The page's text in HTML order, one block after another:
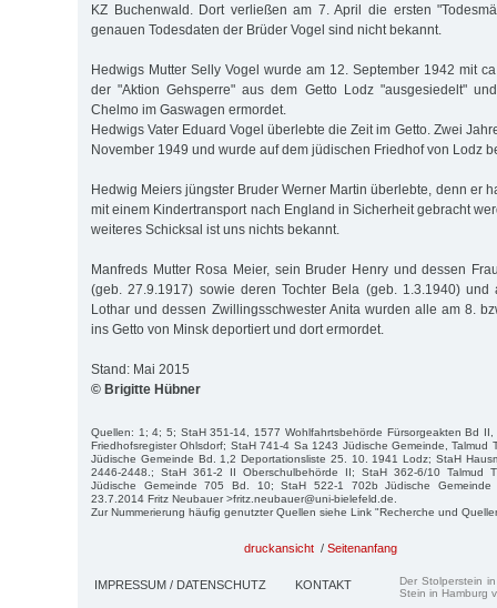
KZ Buchenwald. Dort verließen am 7. April die ersten
genauen Todesdaten der Brüder Vogel sind nicht bekannt.
Hedwigs Mutter Selly Vogel wurde am 12. September 1942 mit
der "Aktion Gehsperre" aus dem Getto Lodz "ausgesiedelt"
Chelmo im Gaswagen ermordet.
Hedwigs Vater Eduard Vogel überlebte die Zeit im Getto. Zwei
November 1949 und wurde auf dem jüdischen Friedhof von Lodz
Hedwig Meiers jüngster Bruder Werner Martin überlebte, denn er
mit einem Kindertransport nach England in Sicherheit gebracht
weiteres Schicksal ist uns nichts bekannt.
Manfreds Mutter Rosa Meier, sein Bruder Henry und dessen
(geb. 27.9.1917) sowie deren Tochter Bela (geb. 1.3.1940) und
Lothar und dessen Zwillingsschwester Anita wurden alle am 8.
ins Getto von Minsk deportiert und dort ermordet.
Stand: Mai 2015
© Brigitte Hübner
Quellen: 1; 4; 5; StaH 351-14, 1577 Wohlfahrtsbehörde Fürsorgeakten Bd
Friedhofsregister Ohlsdorf; StaH 741-4 Sa 1243 Jüdische Gemeinde, Talmud
Jüdische Gemeinde Bd. 1,2 Deportationsliste 25. 10. 1941 Lodz; StaH
2446-2448.; StaH 361-2 II Oberschulbehörde II; StaH 362-6/10 Talmud
Jüdische Gemeinde 705 Bd. 10; StaH 522-1 702b Jüdische Gemeinde
23.7.2014 Fritz Neubauer >fritz.neubauer@uni-bielefeld.de.
Zur Nummerierung häufig genutzter Quellen siehe Link "Recherche und
druckansicht / Seitenanfang
IMPRESSUM / DATENSCHUTZ KONTAKT
Der Stolperstein
Stein in Hamburg